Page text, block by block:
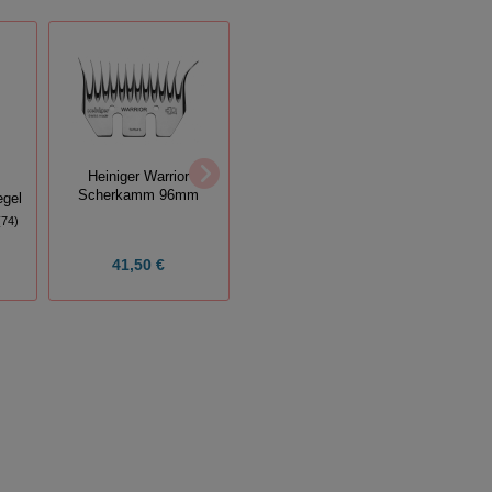
Heiniger Warrior
Scherkamm 96mm
41,50 €